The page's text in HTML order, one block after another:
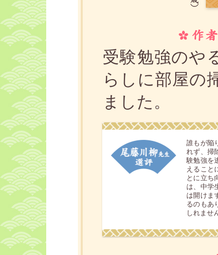
受験勉強のや
らしに部屋の
ました。
誰もが陥
れず、掃
験勉強を
えること
とに立ち
は、中学
は開けま
るのもあ
しれませ